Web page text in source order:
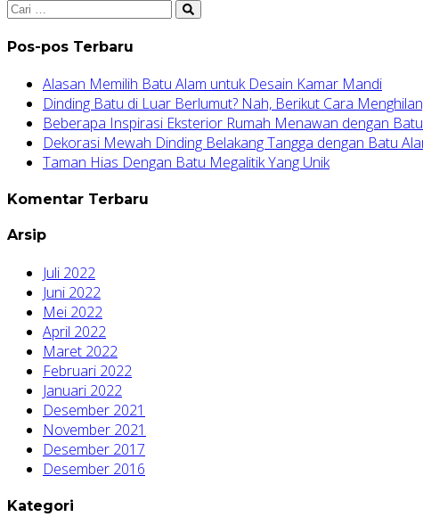
Pos-pos Terbaru
Alasan Memilih Batu Alam untuk Desain Kamar Mandi
Dinding Batu di Luar Berlumut? Nah, Berikut Cara
Beberapa Inspirasi Eksterior Rumah Menawan dengan
Dekorasi Mewah Dinding Belakang Tangga dengan Batu
Taman Hias Dengan Batu Megalitik Yang Unik
Komentar Terbaru
Arsip
Juli 2022
Juni 2022
Mei 2022
April 2022
Maret 2022
Februari 2022
Januari 2022
Desember 2021
November 2021
Desember 2017
Desember 2016
Kategori